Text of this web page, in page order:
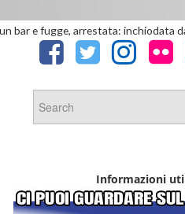
bar e fugge, arrestata: inchiodata
Informazioni